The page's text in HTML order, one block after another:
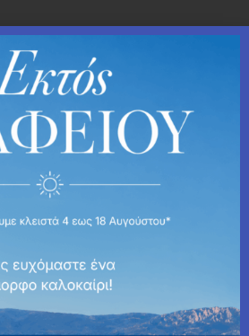
0
μετεμμηνοπαυσιακή υγεία.